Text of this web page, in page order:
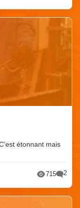
étonnant mais
715 2